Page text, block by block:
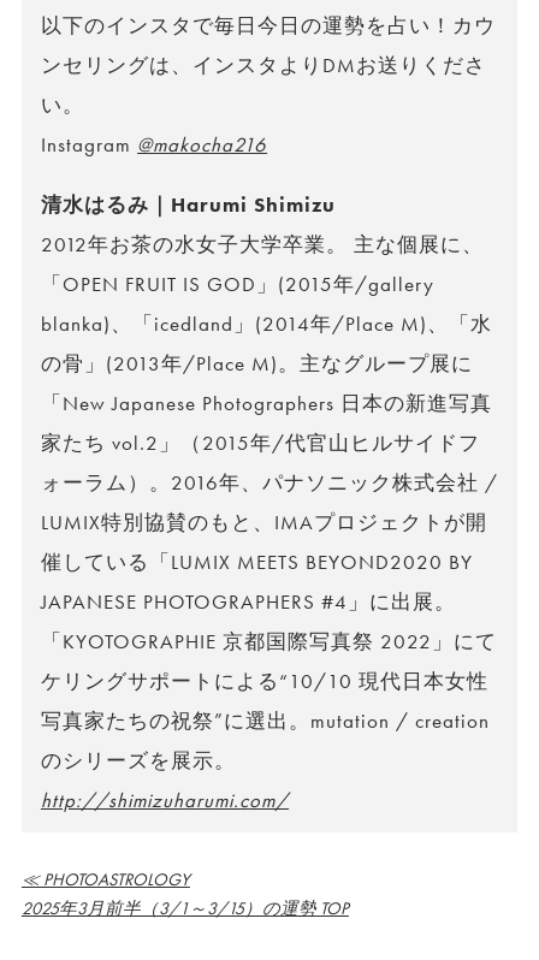
以下のインスタで毎日今日の運勢を占い！カウ
ンセリングは、インスタよりDMお送りくださ
い。
Instagram @makocha216
清水はるみ｜Harumi Shimizu
2012年お茶の水女子大学卒業。 主な個展に、
「OPEN FRUIT IS GOD」(2015年/gallery
blanka)、「icedland」(2014年/Place M)、「水
の骨」(2013年/Place M)。主なグループ展に
「New Japanese Photographers 日本の新進写真
家たち vol.2」（2015年/代官山ヒルサイドフ
ォーラム）。2016年、パナソニック株式会社 /
LUMIX特別協賛のもと、IMAプロジェクトが開
催している「LUMIX MEETS BEYOND2020 BY
JAPANESE PHOTOGRAPHERS #4」に出展。
「KYOTOGRAPHIE 京都国際写真祭 2022」にて
ケリングサポートによる“10/10 現代日本女性
写真家たちの祝祭”に選出。mutation / creation
のシリーズを展示。
http://shimizuharumi.com/
≪ PHOTOASTROLOGY
2025年3月前半（3/1～3/15）の運勢 TOP